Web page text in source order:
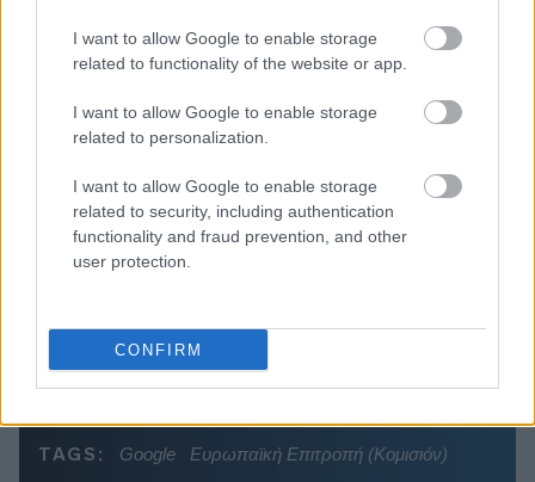
I want to allow Google to enable storage
related to functionality of the website or app.
I want to allow Google to enable storage
related to personalization.
I want to allow Google to enable storage
related to security, including authentication
functionality and fraud prevention, and other
user protection.
CONFIRM
Διαβάζονται αυτή τη στιγμή
Η γαλάζια «θετική ατζέντα» στο δρόμο για το
2027 - Το παράπονο της Καρυστιανού - Στον
ΣΥΡΙΖΑ μελετούν Ιστορία
«κίτρινα» και «κόκκινα» σπίτια για τις
αποζημιώσεις
Ποια είναι η (κυβερνητική) λίστα με τα μεγάλα
οδικά έργα και τα εκτιμώμενα
TAGS: Google
Ευρωπαϊκή Επιτροπή (Κομισιόν)